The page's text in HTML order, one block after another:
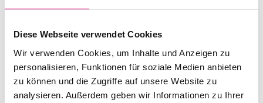
Diese Webseite verwendet Cookies
Wir verwenden Cookies, um Inhalte und Anzeigen zu
personalisieren, Funktionen für soziale Medien anbieten
zu können und die Zugriffe auf unsere Website zu
analysieren. Außerdem geben wir Informationen zu Ihrer
Fredrik Ljungkvist: sax, cl
Håvard Wiik: p
Ingebrigt Håker Flaten: b
Hans Hulbækmo: dr